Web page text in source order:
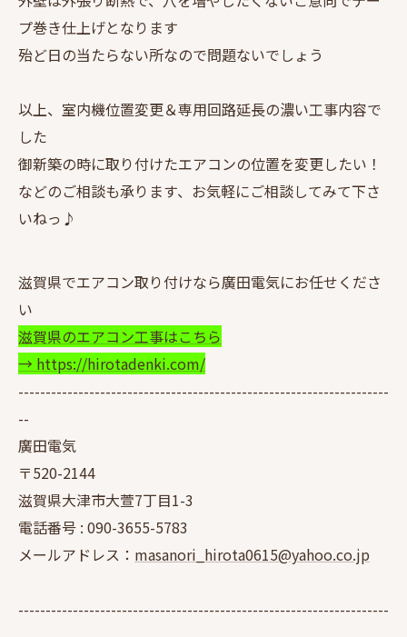
プ巻き仕上げとなります
殆ど日の当たらない所なので問題ないでしょう
以上、室内機位置変更＆専用回路延長の濃い工事内容で
した
御新築の時に取り付けたエアコンの位置を変更したい！
などのご相談も承ります、お気軽にご相談してみて下さ
いねっ♪
滋賀県でエアコン取り付けなら廣田電気にお任せくださ
い
滋賀県のエアコン工事はこちら
→ https://hirotadenki.com/
--------------------------------------------------------------------
--
廣田電気
〒520-2144
滋賀県大津市大萱7丁目1-3
電話番号 : 090-3655-5783
メールアドレス： masanori_hirota0615@yahoo.co.jp
--------------------------------------------------------------------